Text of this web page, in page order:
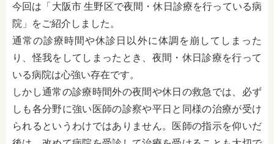
今回は「大阪市 生野区で夜間・休日診療を行っている病
院」をご紹介しました。
通常の診療時間や休診日以外に体調を崩してしまった
り、怪我をしてしまったとき、夜間・休日診療を行って
いる病院は心強い存在です。
しかし通常の診療時間外の夜間や休日の救急では、必ず
しも各分野に強い医師の診察や平日と同様の治療が受け
られるというわけではありません。医師の指示を仰いだ